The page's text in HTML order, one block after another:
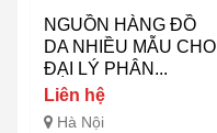
NGUỒN HÀNG ĐỒ
DA NHIỀU MẪU CHO
ĐẠI LÝ PHÂN...
Liên hệ
Hà Nội